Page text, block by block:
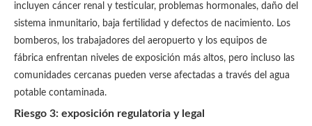
incluyen cáncer renal y testicular, problemas hormonales, daño del
sistema inmunitario, baja fertilidad y defectos de nacimiento. Los
bomberos, los trabajadores del aeropuerto y los equipos de
fábrica enfrentan niveles de exposición más altos, pero incluso las
comunidades cercanas pueden verse afectadas a través del agua
potable contaminada.
Riesgo 3: exposición regulatoria y legal